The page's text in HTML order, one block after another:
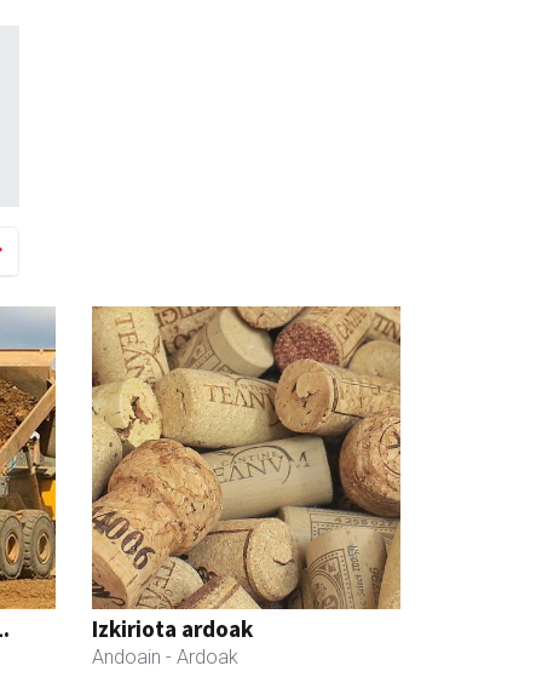
Izkiriota ardoak
Andoain - Ardoak